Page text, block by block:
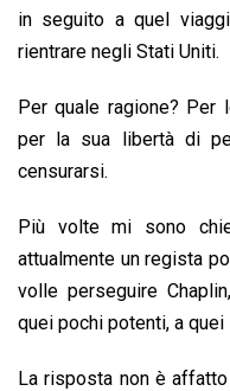
in seguito a quel
rientrare negli Stati Uniti.
Per quale ragione? Per
per la sua libertà di
censurarsi.
Più volte mi sono
attualmente un regista
volle perseguire
quei pochi potenti, a
La risposta non è